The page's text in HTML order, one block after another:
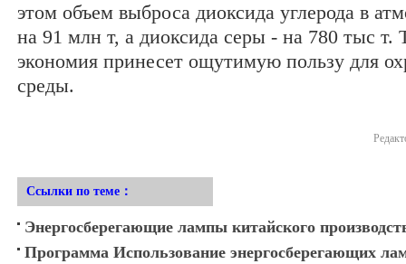
этом объем выброса диоксида углерода в
на 91 млн т, а диоксида серы - на 780 тыс т.
экономия принесет ощутимую пользу для
среды.
Ссылки по теме：
Энергосберегающие лампы китайского
Программа Использование энергосберегающих